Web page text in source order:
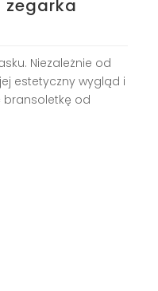
Niezależnie od
estetyczny wygląd i
bransoletkę od